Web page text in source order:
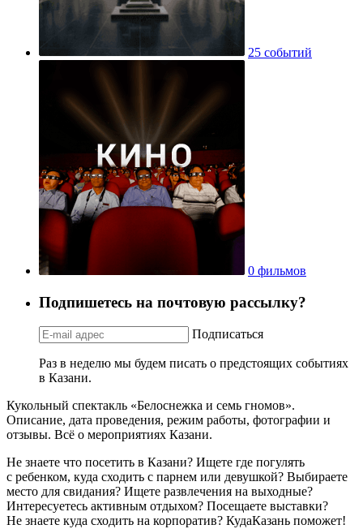
25 событий
0 фильмов
Подпишетесь на почтовую рассылку?
Подписаться
Раз в неделю мы будем писать о предстоящих событиях
в Казани.
Кукольный спектакль «Белоснежка и семь гномов».
Описание, дата проведения, режим работы, фотографии и
отзывы. Всё о мероприятиях Казани.
Не знаете что посетить в Казани? Ищете где погулять
с ребенком, куда сходить с парнем или девушкой? Выбираете
место для свидания? Ищете развлечения на выходные?
Интересуетесь активным отдыхом? Посещаете выставки?
Не знаете куда сходить на корпоратив? КудаКазань поможет!